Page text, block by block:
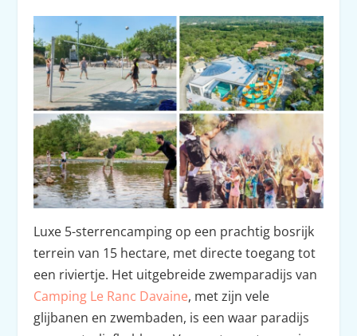
Luxe 5-sterrencamping op een prachtig bosrijk
terrein van 15 hectare, met directe toegang tot
een riviertje. Het uitgebreide zwemparadijs van
Camping Le Ranc Davaine, met zijn vele
glijbanen en zwembaden, is een waar paradijs